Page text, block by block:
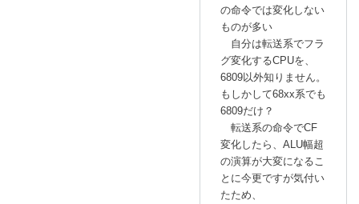
の命令では変化しない
ものが多い
自分は転送系でフラ
グ変化するCPUを、
6809以外知りません。
もしかして68xx系でも
6809だけ？
転送系の命令でCF
変化したら、ALU幅超
の演算が大変になるこ
とに今更ですが気付い
たため、